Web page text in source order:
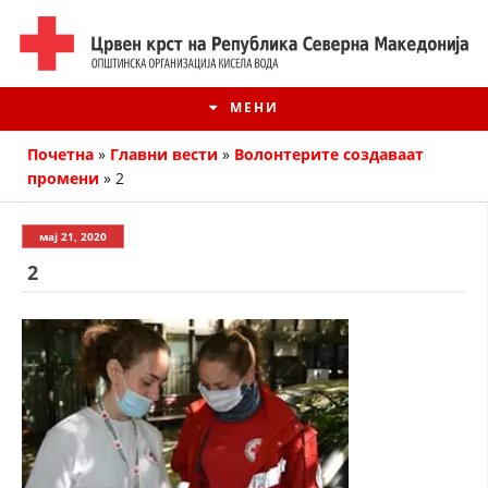
МЕНИ
ИСТОРИЈАТ НА ЦКРМ
ИСТОРИЈАТ НА ДВИЖЕЊЕТО
Почетна » Главни вести » Волонтерите создаваат
промени » 2
мај 21, 2020
2